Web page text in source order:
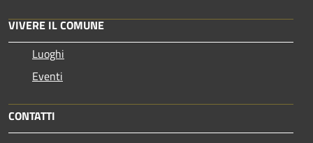
VIVERE IL COMUNE
Luoghi
Eventi
CONTATTI